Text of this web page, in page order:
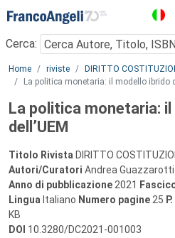
Menu
Cerca:
Main content
Home riviste DIRITTO
La politica monetaria: il modello ibrido
La politica monetaria:
dell’UEM
Titolo Rivista DIRITTO
Autori/Curatori Andrea Guazzarotti
Anno di pubblicazione 2021
Lingua Italiano Numero pagine 25 P.
KB
DOI 10.3280/DC2021-001003